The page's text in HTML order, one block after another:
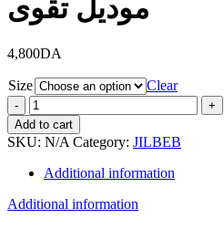
موديل تقوى
4,800DA
Size
Clear
موديل
تقوى
quantity
Add to cart
SKU: N/A Category: JILBEB
Additional information
Additional information